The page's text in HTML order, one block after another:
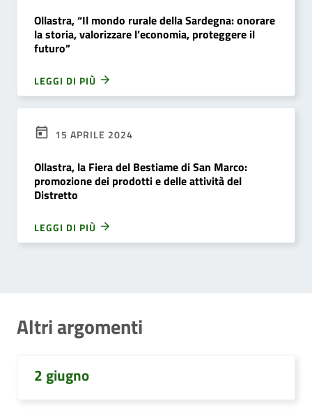
Ollastra, “Il mondo rurale della Sardegna: onorare
la storia, valorizzare l’economia, proteggere il
futuro”
LEGGI DI PIÙ
15 APRILE 2024
Ollastra, la Fiera del Bestiame di San Marco:
promozione dei prodotti e delle attività del
Distretto
LEGGI DI PIÙ
Altri argomenti
2 giugno